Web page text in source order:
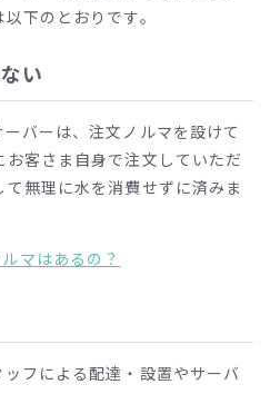
下のとおりです。
い
バーは、注文ノルマを設けて
客さま自身で注文していただ
無理に水を消費せずに済みま
マはあるの？
フによる配達・設置やサーバ